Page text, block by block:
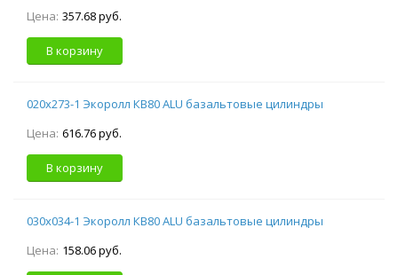
Цена: 357.68 руб.
В корзину
020х273-1 Экоролл КВ80 ALU базальтовые цилиндры
Цена: 616.76 руб.
В корзину
030х034-1 Экоролл КВ80 ALU базальтовые цилиндры
Цена: 158.06 руб.